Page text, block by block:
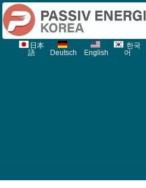
日本
語
Deutsch English
한국
어